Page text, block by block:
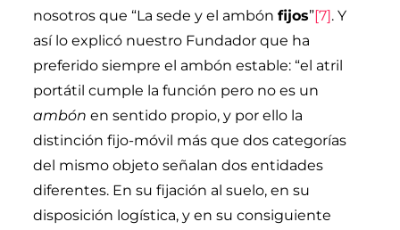
nosotros que “La sede y el ambónfijos”[7]. Y
así lo explicó nuestro Fundador que ha
preferido siempre el ambón estable: “el atril
portátil cumple la función pero no es un
ambónen sentido propio, y por ello la
distinción fijo-móvil más que dos categorías
del mismo objeto señalan dos entidades
diferentes. En su fijación al suelo, en su
disposición logística, y en su consiguiente